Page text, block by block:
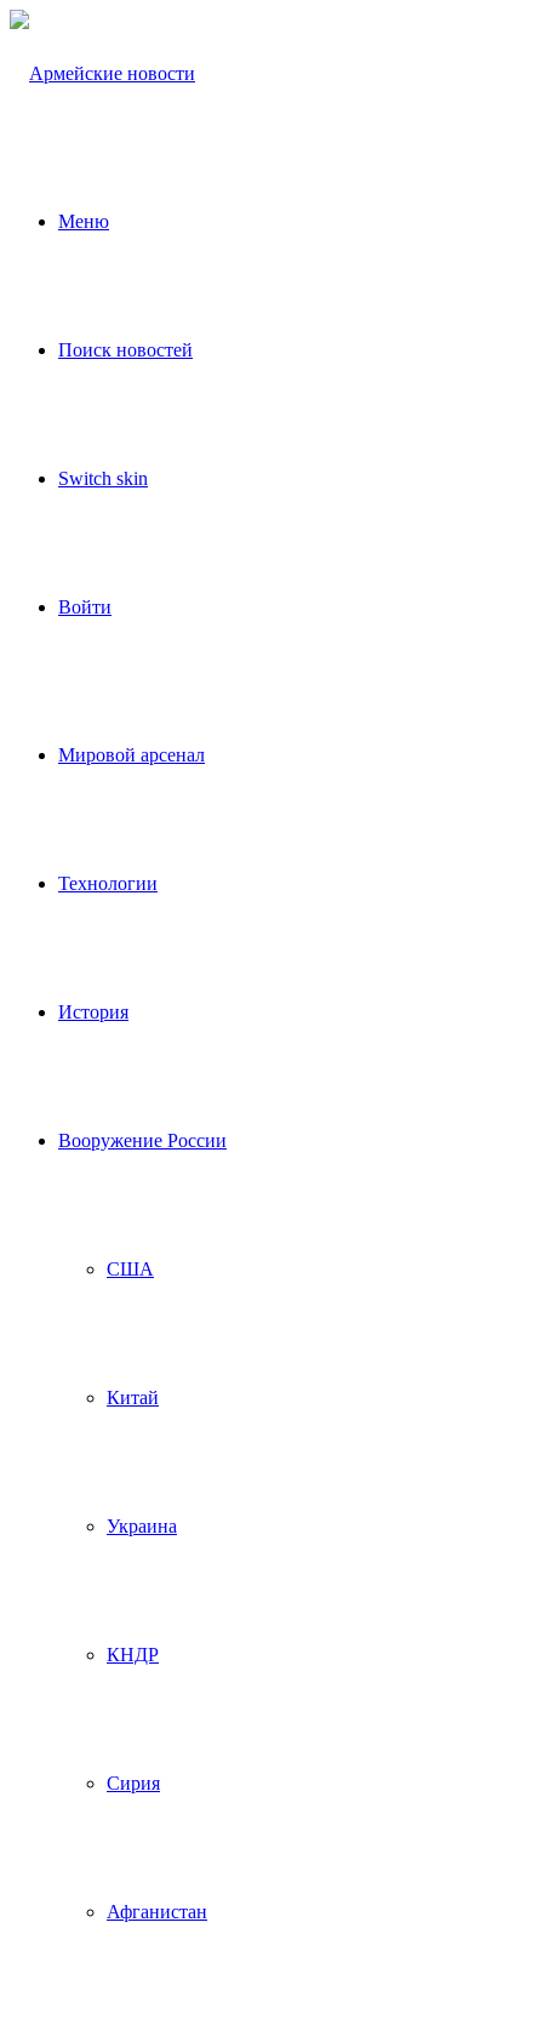
Меню
Поиск новостей
Switch skin
Войти
Мировой арсенал
Технологии
История
Вооружение России
США
Китай
Украина
КНДР
Сирия
Афганистан